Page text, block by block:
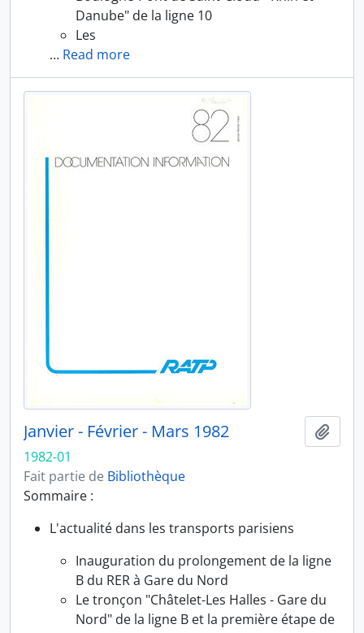
Danube" de la ligne 10
Les
… Read more
Janvier - Février - Mars 1982
1982-01
Fait partie de Bibliothèque
Sommaire :
L'actualité dans les transports parisiens
Inauguration du prolongement de la ligne
B du RER à Gare du Nord
Le tronçon "Châtelet-Les Halles - Gare du
Nord" de la ligne B et la première étape de